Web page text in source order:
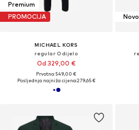
Premium
PROMOCIJA
MICHAEL KORS
regular Odijelo
Od 329,00 €
Prvotno: 549,00 €
Posljednja najniža cijena:279,65 €
Novo